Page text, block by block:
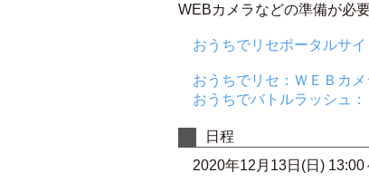
WEBカメラなどの準備が必
おうちでリセポータルサイ
おうちでリセ：ＷＥＢカ
おうちでバトルラッシュ
日程
2020年12月13日(日) 13:00